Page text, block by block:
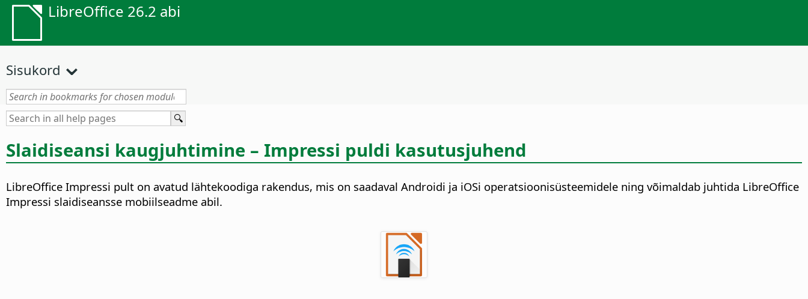
LibreOffice 26.2 abi
Sisukord
Slaidiseansi kaugjuhtimine – Impressi puldi kasutusjuhend
LibreOffice Impressi pult on avatud lähtekoodiga rakendus, mis on saadaval Androidi ja iOSi operatsioonisüsteemidele ning võimaldab juhtida LibreOffice
Impressi slaidiseansse mobiilseadme abil.